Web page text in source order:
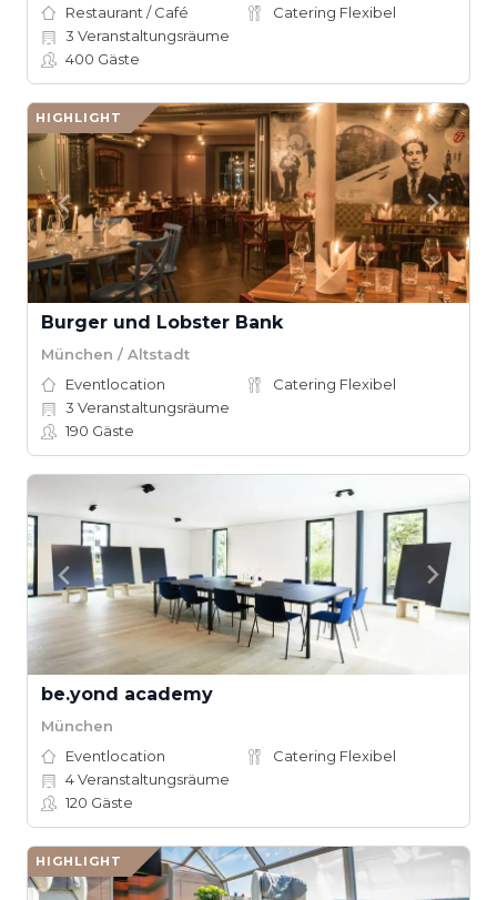
Restaurant / Café
Catering Flexibel
3 Veranstaltungsräume
400 Gäste
HIGHLIGHT
Burger und Lobster Bank
München / Altstadt
Eventlocation
Catering Flexibel
3 Veranstaltungsräume
190 Gäste
be.yond academy
München
Eventlocation
Catering Flexibel
4Veranstaltungsräume
120 Gäste
HIGHLIGHT